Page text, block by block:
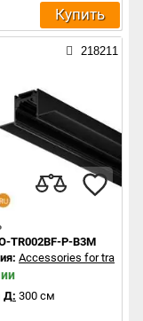
Купить
218211
TR002BF-P-B3M
Accessories for tracks
Д: 300 см